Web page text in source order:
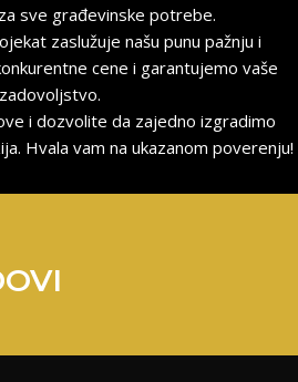
sve građevinske potrebe.
zaslužuje našu punu pažnju i
cene i garantujemo vaše
zadovoljstvo.
i dozvolite da zajedno izgradimo
Hvala vam na ukazanom poverenju!